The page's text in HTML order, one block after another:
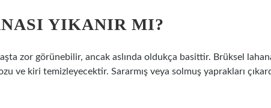
YIKANIR MI?
zor görünebilir, ancak aslında oldukça basittir. Brüksel
ve kiri temizleyecektir. Sararmış veya solmuş yaprakları